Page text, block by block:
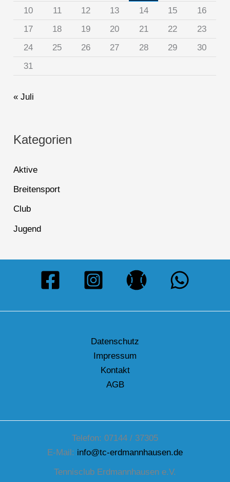
10
11 12 13 14 15
16
17
18 19 20 21 22
23
24
25 26 27 28 29
30
31
« Juli
Kategorien
Aktive
Breitensport
Club
Jugend
Datenschutz
Impressum
Kontakt
AGB
Telefon: 07144 / 37305
E-Mail: info@tc-erdmannhausen.de
Tennisclub Erdmannhausen e.V.